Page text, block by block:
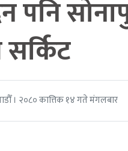
पनि
। २०८० कात्तिक १४ गते मंगलबार